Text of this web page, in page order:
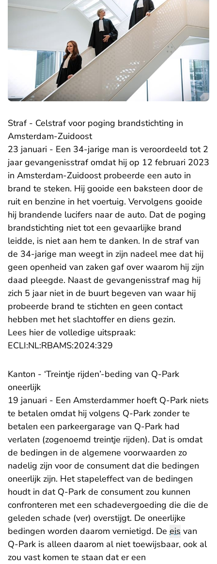
Straf - Celstraf voor poging brandstichting in
Amsterdam-Zuidoost
23 januari - Een 34-jarige man is veroordeeld tot 2
jaar gevangenisstraf omdat hij op 12 februari 2023
in Amsterdam-Zuidoost probeerde een auto in
brand te steken. Hij gooide een baksteen door de
ruit en benzine in het voertuig. Vervolgens gooide
hij brandende lucifers naar de auto. Dat de poging
brandstichting niet tot een gevaarlijke brand
leidde, is niet aan hem te danken. In de straf van
de 34-jarige man weegt in zijn nadeel mee dat hij
geen openheid van zaken gaf over waarom hij zijn
daad pleegde. Naast de gevangenisstraf mag hij
zich 5 jaar niet in de buurt begeven van waar hij
probeerde brand te stichten en geen contact
hebben met het slachtoffer en diens gezin.
Lees hier de volledige uitspraak:
ECLI:NL:RBAMS:2024:329
Kanton - ‘Treintje rijden’-beding van Q-Park
oneerlijk
19 januari - Een Amsterdammer hoeft Q-Park niets
te betalen omdat hij volgens Q-Park zonder te
betalen een parkeergarage van Q-Park had
verlaten (zogenoemd treintje rijden). Dat is omdat
de bedingen in de algemene voorwaarden zo
nadelig zijn voor de consument dat die bedingen
oneerlijk zijn. Het stapeleffect van de bedingen
houdt in dat Q-Park de consument zou kunnen
confronteren met een schadevergoeding die die de
geleden schade (ver) overstijgt. De oneerlijke
bedingen worden daarom vernietigd. De eis van
Q-Park is alleen daarom al niet toewijsbaar, ook al
zou vast komen te staan dat er een